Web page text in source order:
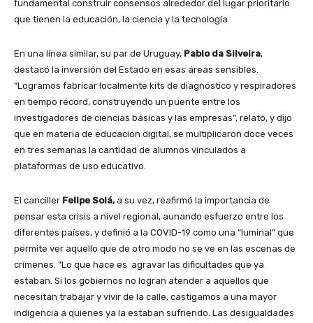
fundamental construir consensos alrededor del lugar prioritario
que tienen la educación, la ciencia y la tecnología.
En una línea similar, su par de Uruguay, Pablo da Silveira,
destacó la inversión del Estado en esas áreas sensibles.
“Logramos fabricar localmente kits de diagnóstico y respiradores
en tiempo récord, construyendo un puente entre los
investigadores de ciencias básicas y las empresas”, relató, y dijo
que en materia de educación digital, se multiplicaron doce veces
en tres semanas la cantidad de alumnos vinculados a
plataformas de uso educativo.
El canciller Felipe Solá,a su vez, reafirmó la importancia de
pensar esta crisis a nivel regional, aunando esfuerzo entre los
diferentes países, y definió a la COVID-19 como una “luminal” que
permite ver aquello que de otro modo no se ve en las escenas de
crímenes. “Lo que hace es agravar las dificultades que ya
estaban. Si los gobiernos no logran atender a aquellos que
necesitan trabajar y vivir de la calle, castigamos a una mayor
indigencia a quienes ya la estaban sufriendo. Las desigualdades